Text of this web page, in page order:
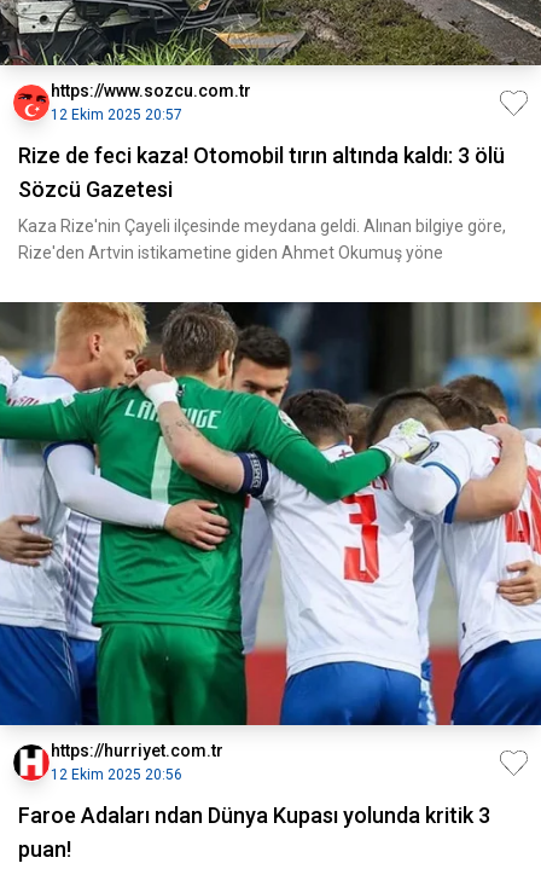
https://www.sozcu.com.tr
12 Ekim 2025 20:57
Rize de feci kaza! Otomobil tırın altında kaldı: 3 ölü
Sözcü Gazetesi
Kaza Rize'nin Çayeli ilçesinde meydana geldi. Alınan bilgiye göre,
Rize'den Artvin istikametine giden Ahmet Okumuş yöne
https://hurriyet.com.tr
12 Ekim 2025 20:56
Faroe Adaları ndan Dünya Kupası yolunda kritik 3
puan!